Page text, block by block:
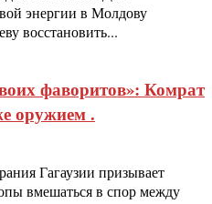
энергии в Молдову
восстановить...
фаворитов»: Комрат
оружием .
Гагаузии призывает
вмешаться в спор между